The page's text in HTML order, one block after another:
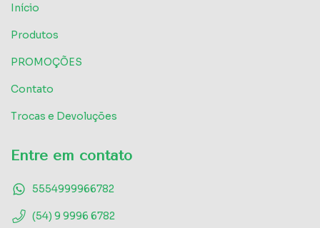
Início
Produtos
PROMOÇÕES
Contato
Trocas e Devoluções
Entre em contato
5554999966782
(54) 9 9996 6782